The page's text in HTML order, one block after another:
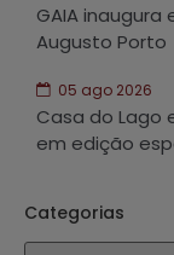
GAIA inaugura
Augusto Porto
05 ago 2026
Casa do Lago
em edição
Categorias